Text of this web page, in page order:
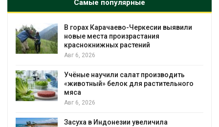
Самые популярные
В горах Карачаево-Черкесии выявили
новые места произрастания
краснокнижных растений
Авг 6, 2026
Учёные научили салат производить
«животный» белок для растительного
мяса
Авг 6, 2026
Засуха в Индонезии увеличила